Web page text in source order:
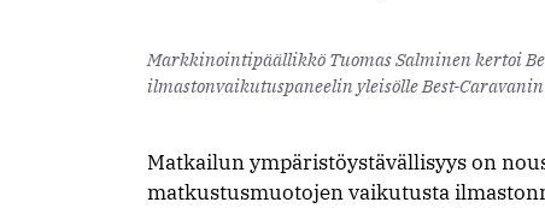
Markkinointipäällikkö Tuomas Salminen kertoi
ilmastonvaikutuspaneelin yleisölle Best-
Matkailun ympäristöystävällisyys on
matkustusmuotojen vaikutusta